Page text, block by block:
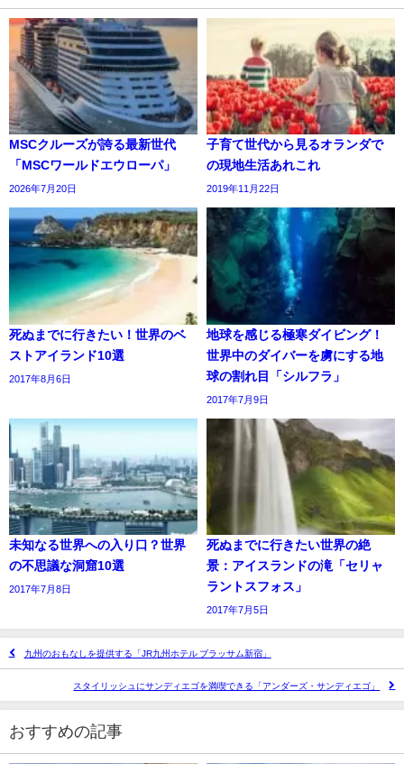
MSCクルーズが誇る最新世代
「MSCワールドエウローパ」
2026年7月20日
子育て世代から見るオランダで
の現地生活あれこれ
2019年11月22日
死ぬまでに行きたい！世界のベ
ストアイランド10選
2017年8月6日
地球を感じる極寒ダイビング！
世界中のダイバーを虜にする地
球の割れ目「シルフラ」
2017年7月9日
未知なる世界への入り口？世界
の不思議な洞窟10選
2017年7月8日
死ぬまでに行きたい世界の絶
景：アイスランドの滝「セリャ
ラントスフォス」
2017年7月5日
九州のおもなしを提供する「JR九州ホテル ブラッサム新宿」
スタイリッシュにサンディエゴを満喫できる「アンダーズ・サンディエゴ」
おすすめの記事